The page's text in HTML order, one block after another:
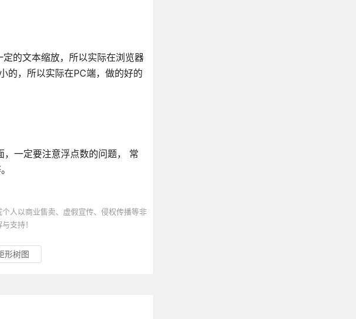
的文本缩放，所以实际在浏览器
的，所以实际在PC端，做的好的
一定要注意浮点数的问题， 常
人以商业售卖、虚假宣传、侵权传播等非
支持！
形树图